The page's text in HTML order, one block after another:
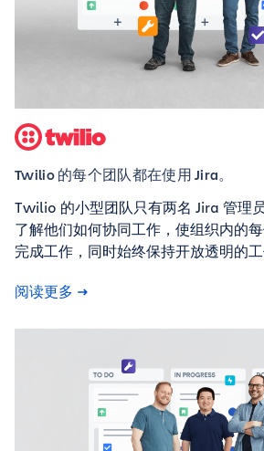
Twilio 的每个团队都在使用 Jira。
Twilio 的小型团队只有两名 Jira 管理
了解他们如何协同工作，使组织内的
完成工作，同时始终保持开放透明的工
阅读更多